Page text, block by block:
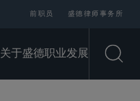
前职员 盛德律师事务所
关于盛德职业发展